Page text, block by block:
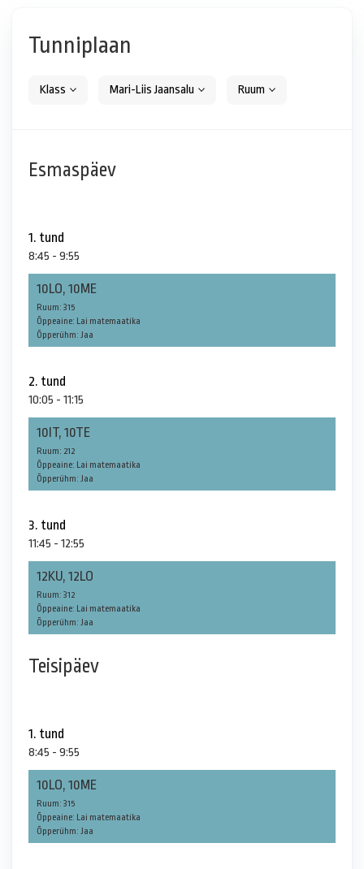
Tunniplaan
Klass Mari-Liis Jaansalu Ruum
Esmaspäev
1. tund
8:45 - 9:55
10LO, 10ME
Ruum: 315
Õppeaine: Lai matemaatika
Õpperühm: Jaa
2. tund
10:05 - 11:15
10IT, 10TE
Ruum: 212
Õppeaine: Lai matemaatika
Õpperühm: Jaa
3. tund
11:45 - 12:55
12KU, 12LO
Ruum: 312
Õppeaine: Lai matemaatika
Õpperühm: Jaa
Teisipäev
1. tund
8:45 - 9:55
10LO, 10ME
Ruum: 315
Õppeaine: Lai matemaatika
Õpperühm: Jaa